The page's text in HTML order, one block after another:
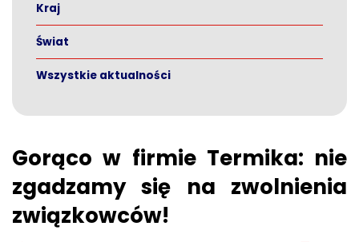
Kraj
Świat
Wszystkie aktualności
Gorąco w firmie Termika: nie
zgadzamy się na zwolnienia
związkowców!